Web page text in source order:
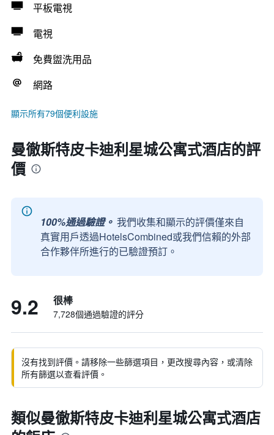
平板電視
電視
免費盥洗用品
網路
顯示所有79個便利設施
曼徹斯特皮卡迪利星城公寓式酒店的評
價
100%通過驗證。 我們收集和顯示的評價僅來自
真實用戶透過HotelsCombined或我們信賴的外部
合作夥伴所進行的已驗證預訂。
9.2 很棒
7,728個通過驗證的評分
沒有找到評價。請移除一些篩選項目，更改搜尋內容，或清除
所有篩選以查看評價。
類似曼徹斯特皮卡迪利星城公寓式酒店